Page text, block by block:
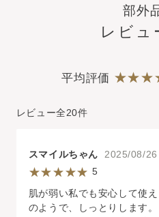
部外
レビュ
平均評価
レビュー全20件
スマイルちゃん 2025/08/
5
肌が弱い私でも安心して使
のようで、しっとりします